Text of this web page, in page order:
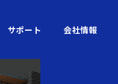
サポート 会社情報